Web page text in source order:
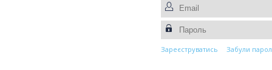
Зареєструватись Забули